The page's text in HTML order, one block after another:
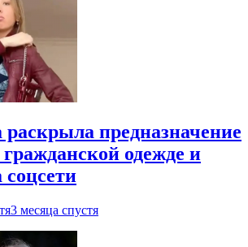
предназначение
одежде и
соцсети
3 месяца спустя